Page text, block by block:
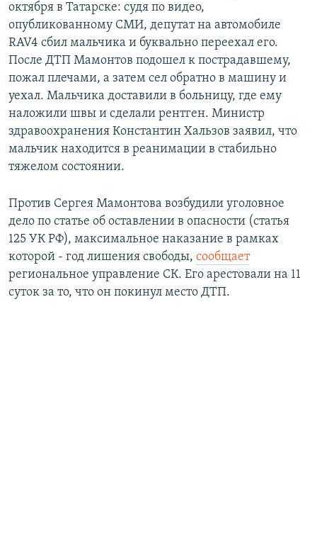
октября в Татарске: судя по видео,
опубликованному СМИ, депутат на автомобиле
RAV4 сбил мальчика и буквально переехал его.
После ДТП Мамонтов подошел к пострадавшему,
пожал плечами, а затем сел обратно в машину и
уехал. Мальчика доставили в больницу, где ему
наложили швы и сделали рентген. Министр
здравоохранения Константин Хальзов заявил, что
мальчик находится в реанимации в стабильно
тяжелом состоянии.
Против Сергея Мамонтова возбудили уголовное
дело по статье об оставлении в опасности (статья
125 УК РФ), максимальное наказание в рамках
которой - год лишения свободы, сообщает
региональное управление СК. Его арестовали на 11
суток за то, что он покинул место ДТП.